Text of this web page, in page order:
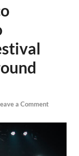
a Comment